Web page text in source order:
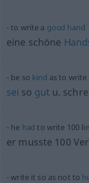
to write a good hand
eine schöne
be so kind as to write
sei so gut u.
he had to write 100
er musste 100
write it so as not to